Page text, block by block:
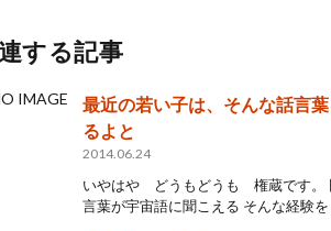
する記事
最近の若い子は、そんな話言
るよと
2014.06.24
いやはや どうもどうも 権蔵です。
言葉が宇宙語に聞こえる そんな経験